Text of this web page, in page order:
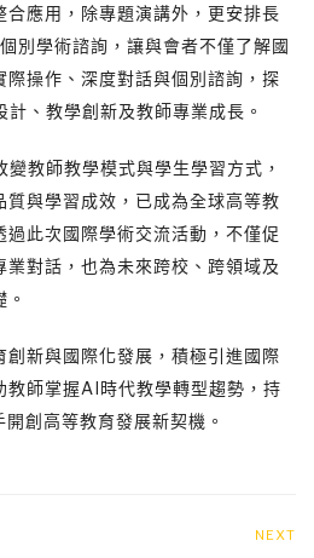
應用，除專題演講外，更安排長
別學術諮詢，讓與會者不僅了解國
際操作、深度對話與個別諮詢，探
、教學創新及教師專業成長。
教師教學模式與學生學習方式，
與學習成效，已成為全球高等教
此次國際學術交流活動，不僅促
對話，也為未來跨校、跨領域及
創新與國際化發展，積極引進國際
教師掌握AI時代教學轉型趨勢，持
創高等教育發展新契機。
NEXT